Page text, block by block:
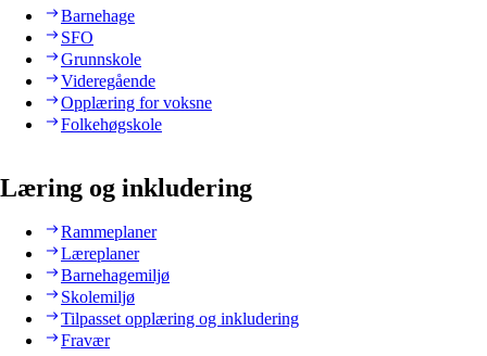
Barnehage
SFO
Grunnskole
Videregående
Opplæring for voksne
Folkehøgskole
Læring og inkludering
Rammeplaner
Læreplaner
Barnehagemiljø
Skolemiljø
Tilpasset opplæring og inkludering
Fravær